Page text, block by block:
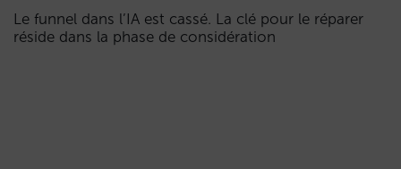
Le funnel dans l’IA est cassé. La clé pour le réparer
réside dans la phase de considération